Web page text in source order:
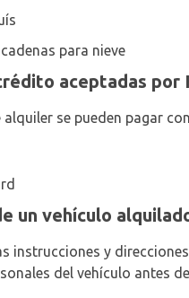
para nieve
aceptadas
alquiler se pueden pagar
un vehículo
instrucciones y
del vehículo antes